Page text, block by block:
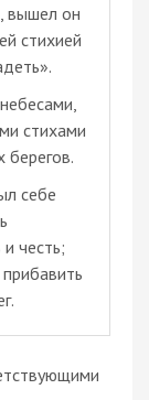
вышел он
стихией
стихами
берегов.
себе
честь;